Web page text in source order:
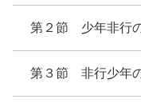
第２節 少年非
第３節 非行少